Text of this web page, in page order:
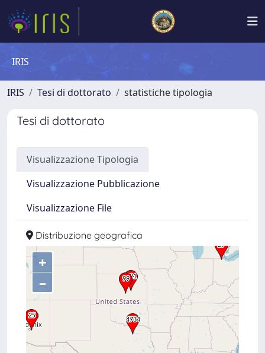
IRIS
IRIS Tesi di dottorato statistiche tipologia
Tesi di dottorato
Visualizzazione Tipologia
Visualizzazione Pubblicazione
Visualizzazione File
Distribuzione geografica
+
–